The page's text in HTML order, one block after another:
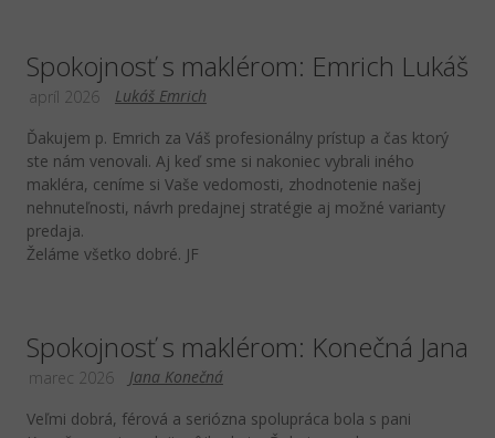
Spokojnosť s maklérom: Emrich Lukáš
Lukáš Emrich
apríl 2026
Ďakujem p. Emrich za Váš profesionálny prístup a čas ktorý
ste nám venovali. Aj keď sme si nakoniec vybrali iného
makléra, ceníme si Vaše vedomosti, zhodnotenie našej
nehnuteľnosti, návrh predajnej stratégie aj možné varianty
predaja.
Želáme všetko dobré. JF
Spokojnosť s maklérom: Konečná Jana
Jana Konečná
marec 2026
Veľmi dobrá, férová a seriózna spolupráca bola s pani